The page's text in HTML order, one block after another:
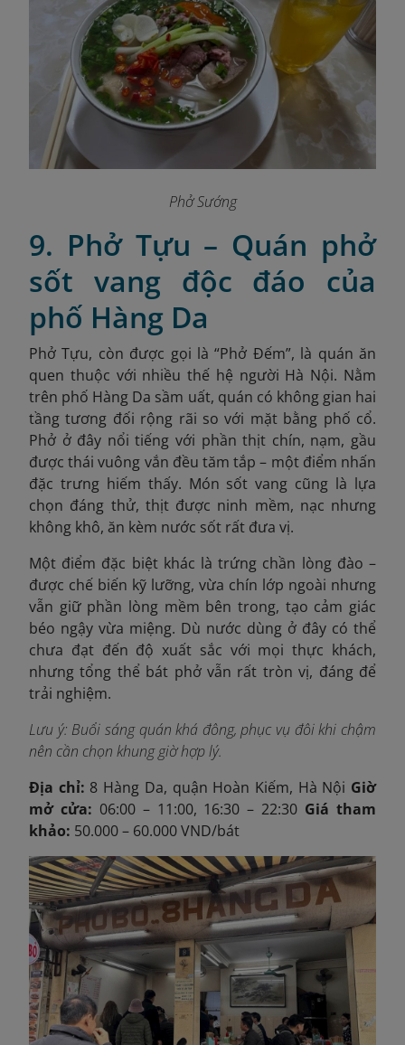
Phở Sướng
9. Phở Tựu – Quán phở
sốt vang độc đáo của
phố Hàng Da
Phở Tựu, còn được gọi là “Phở Đếm”, là quán ăn
quen thuộc với nhiều thế hệ người Hà Nội. Nằm
trên phố Hàng Da sầm uất, quán có không gian hai
tầng tương đối rộng rãi so với mặt bằng phố cổ.
Phở ở đây nổi tiếng với phần thịt chín, nạm, gầu
được thái vuông vắn đều tăm tắp – một điểm nhấn
đặc trưng hiếm thấy. Món sốt vang cũng là lựa
chọn đáng thử, thịt được ninh mềm, nạc nhưng
không khô, ăn kèm nước sốt rất đưa vị.
Một điểm đặc biệt khác là trứng chần lòng đào –
được chế biến kỹ lưỡng, vừa chín lớp ngoài nhưng
vẫn giữ phần lòng mềm bên trong, tạo cảm giác
béo ngậy vừa miệng. Dù nước dùng ở đây có thể
chưa đạt đến độ xuất sắc với mọi thực khách,
nhưng tổng thể bát phở vẫn rất tròn vị, đáng để
trải nghiệm.
Lưu ý: Buổi sáng quán khá đông, phục vụ đôi khi chậm
nên cần chọn khung giờ hợp lý.
Địa chỉ: 8 Hàng Da, quận Hoàn Kiếm, Hà Nội Giờ
mở cửa: 06:00 – 11:00, 16:30 – 22:30 Giá tham
khảo: 50.000 – 60.000 VND/bát